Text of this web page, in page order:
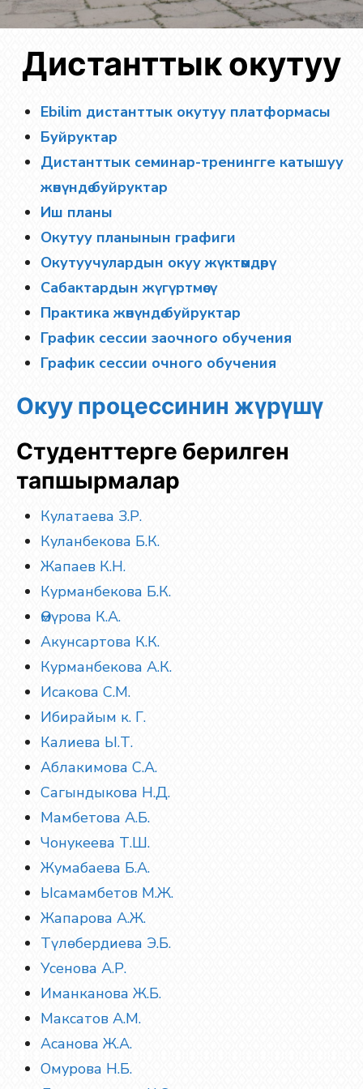
Дистанттык окутуу
Ebilim дистанттык окутуу платформасы
Буйруктар
Дистанттык семинар-тренингге катышуу
жөнүндө буйруктар
Иш планы
Окутуу планынын графиги
Окутуучулардын окуу жүктөмдөрү
Сабактардын жүгүртмөсү
Практика жөнүндө буйруктар
График сессии заочного обучения
График сессии очного обучения
Окуу процессинин жүрүшү
Студенттерге берилген
тапшырмалар
Кулатаева З.Р.
Куланбекова Б.К.
Жапаев К.Н.
Курманбекова Б.К.
Өмүрова К.А.
Акунсартова К.К.
Курманбекова А.К.
Исакова С.М.
Ибирайым к. Г.
Калиева Ы.Т.
Аблакимова С.А.
Сагындыкова Н.Д.
Мамбетова А.Б.
Чонукеева Т.Ш.
Жумабаева Б.А.
Ысамамбетов М.Ж.
Жапарова А.Ж.
Түлөбердиева Э.Б.
Усенова А.Р.
Иманканова Ж.Б.
Максатов А.М.
Асанова Ж.А.
Омурова Н.Б.